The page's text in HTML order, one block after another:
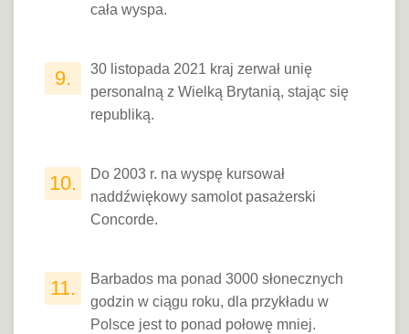
cała wyspa.
9.
30 listopada 2021 kraj zerwał unię
personalną z Wielką Brytanią, stając się
republiką.
10.
Do 2003 r. na wyspę kursował
naddźwiękowy samolot pasażerski
Concorde.
11.
Barbados ma ponad 3000 słonecznych
godzin w ciągu roku, dla przykładu w
Polsce jest to ponad połowę mniej.